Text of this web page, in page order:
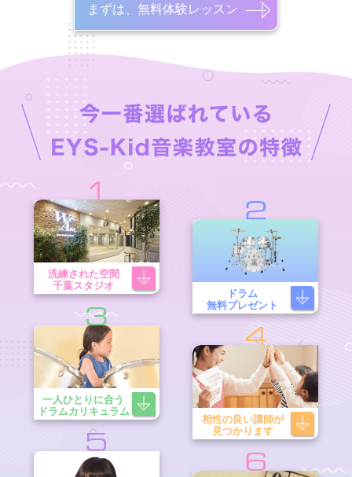
まずは、無料体験レッスン
1
洗練された空間
千葉スタジオ
2
ドラム
無料プレゼント
3
一人ひとりに合う
ドラムカリキュラム
4
相性の良い講師が
見つかります
5
6